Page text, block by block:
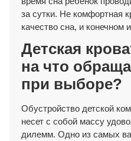
за сутки. Не комфортная
качество сна, и конечном
Детская
на что
при выборе?
Обустройство детской
несет с собой массу
дилемм. Одно из самых